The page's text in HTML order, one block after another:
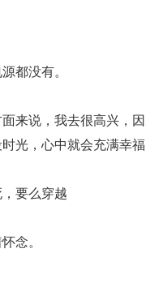
都没有。
来说，我去很高兴，
光，心中就会充满幸
要么穿越
念。